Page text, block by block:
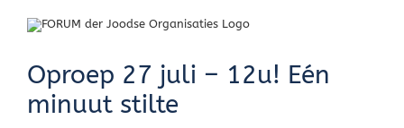
Oproep 27 juli – 12u! Eén
minuut stilte